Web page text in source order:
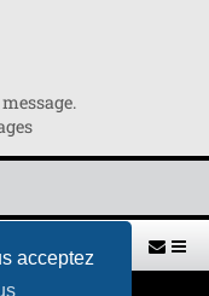
acceptez
du forum